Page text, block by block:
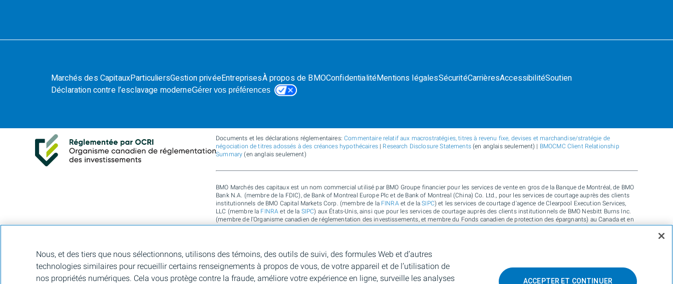
Marchés des CapitauxParticuliersGestion privéeEntreprisesÀ propos de BMOConfidentialitéMentions légalesSécuritéCarrièresAccessibilitéSoutien
Déclaration contre l’esclavage moderneGérer vos préférences
Documents et les déclarations réglementaires:Commentaire relatif aux macrostratégies, titres à revenu fixe, devises et marchandise/stratégie de
négociation de titres adossés à des créances hypothécaires| Research Disclosure Statements(en anglais seulement) | BMOCMC Client Relationship
Summary(en anglais seulement)
BMO Marchés des capitaux est un nom commercial utilisé par BMO Groupe financier pour les services de vente en gros de la Banque de Montréal, de BMO
Bank N.A. (membre de la FDIC), de Bank of Montreal Europe Plc et de Bank of Montreal (China) Co. Ltd., pour les services de courtage auprès des clients
institutionnels de BMO Capital Markets Corp. (membre de la FINRAet de laSIPC) et les services de courtage d'agence de Clearpool Execution Services,
LLC (membre la FINRAet de la SIPC) aux États-Unis, ainsi que pour les services de courtage auprès des clients institutionnels de BMO Nesbitt Burns Inc.
(membre de l’Organisme canadien de réglementation des investissements, et membre du Fonds canadien de protection des épargnants) au Canada et en
Asie, de Bank of Montreal Europe Plc (autorisée et réglementée par la Central Bank of Ireland) en Europe et de BMO Capital Markets Limited (autorisée et
799 221 AFSL 430135) en Australie. « Nesbitt Burns » est une marque de commerce déposée de BMO Nesbitt Burns Inc., utilisée sous licence. « BMO
Marchés des capitaux » est une marque de commerce de la Banque de Montréal, utilisée sous licence. « BMO (le médaillon contenant le M souligné) » est
une marque de commerce déposée de la Banque de Montréal, utilisée sous licence. Pour de plus amples renseignements, veuillez vous adresser à la
personne morale autorisée à faire des affaires sur votre territoire.
Nous, et des tiers que nous sélectionnons, utilisons des témoins, des outils de suivi, des formules Web et d’autres
technologies similaires pour recueillir certains renseignements à propos de vous, de votre appareil et de l’utilisation de
nos propriétés numériques. Cela vous protège contre la fraude, améliore votre expérience en ligne, surveille les analyses
ACCEPTER ET CONTINUER